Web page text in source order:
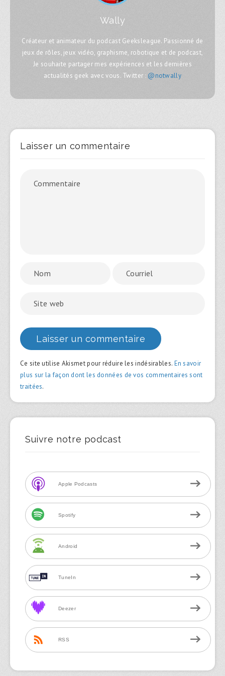
Wally
Créateur et animateur du podcast Geeksleague. Passionné de
jeux de rôles, jeux vidéo, graphisme, robotique et de podcast,
Je souhaite partager mes expériences et les dernières
actualités geek avec vous. Twitter : @notwally
Laisser un commentaire
Ce site utilise Akismet pour réduire les indésirables. En savoir
plus sur la façon dont les données de vos commentaires sont
traitées.
Suivre notre podcast
Apple Podcasts
Spotify
Android
TuneIn
Deezer
RSS